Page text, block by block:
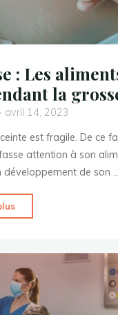
: Les
la
avril 14, 2023
est fragile. De ce
fasse attention à son
développement de son …
:
aliments
à
éviter
pendant